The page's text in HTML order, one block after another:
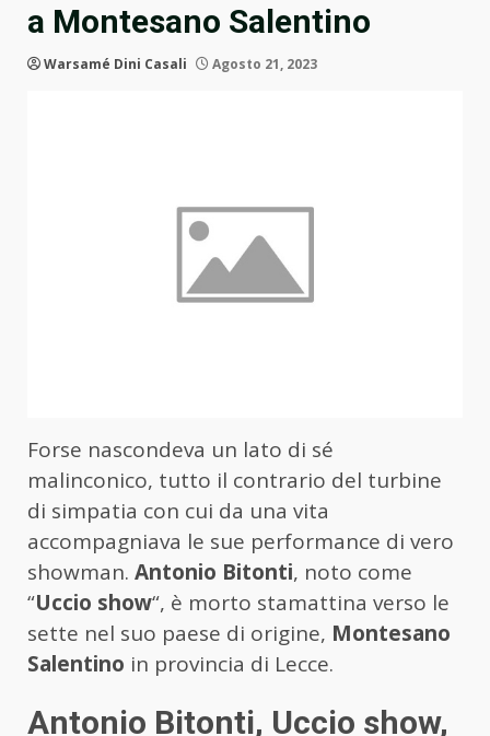
a Montesano Salentino
Warsamé Dini Casali Agosto 21, 2023
Forse nascondeva un lato di sé
malinconico, tutto il contrario del turbine
di simpatia con cui da una vita
accompagniava le sue performance di vero
showman. Antonio Bitonti, noto come
“Uccio show“, è morto stamattina verso le
sette nel suo paese di origine, Montesano
Salentino in provincia di Lecce.
Antonio Bitonti, Uccio show,